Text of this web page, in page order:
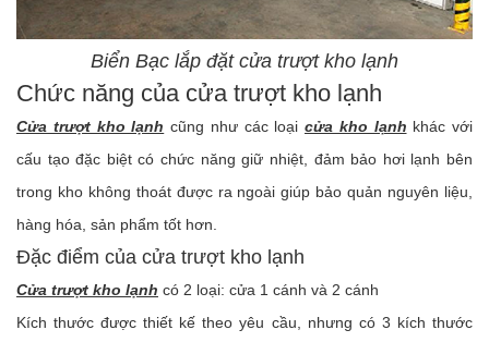
Biển Bạc lắp đặt cửa trượt kho lạnh
Chức năng của cửa trượt kho lạnh
Cửa trượt kho lạnh cũng như các loại cửa kho lạnh khác với
cấu tạo đặc biệt có chức năng giữ nhiệt, đảm bảo hơi lạnh bên
trong kho không thoát được ra ngoài giúp bảo quản nguyên liệu,
hàng hóa, sản phẩm tốt hơn.
Đặc điểm của cửa trượt kho lạnh
Cửa trượt kho lạnh có 2 loại: cửa 1 cánh và 2 cánh
Kích thước được thiết kế theo yêu cầu, nhưng có 3 kích thước